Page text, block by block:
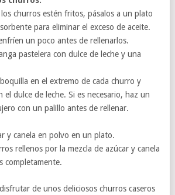
churros estén fritos, pásalos a un plato
para eliminar el exceso de aceite.
un poco antes de rellenarlos.
pastelera con dulce de leche y una
en el extremo de cada churro y
el dulce de leche. Si es necesario, haz un
con un palillo antes de rellenar.
y canela en polvo en un plato.
rellenos por la mezcla de azúcar y canela
completamente.
de unos deliciosos churros caseros